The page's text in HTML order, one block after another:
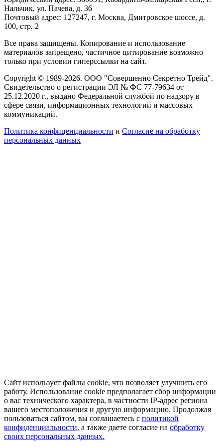
Нальчик, ул. Пачева, д. 36
Почтовый адрес: 127247, г. Москва, Дмитровское шоссе, д.
100, стр. 2
Все права защищены. Копирование и использование
материалов запрещено, частичное цитирование возможно
только при условии гиперссылки на сайт.
Copyright © 1989-2026. ООО "Совершенно Секретно Трейд".
Свидетельство о регистрации ЭЛ № ФС 77-79634 от
25.12.2020 г., выдано Федеральной службой по надзору в
сфере связи, информационных технологий и массовых
коммуникаций.
Политика конфиценциальности и Согласие на обработку
персональных данных
Сайт использует файлы cookie, что позволяет улучшить его
работу. Использование cookie предполагает сбор информации
о вас технического характера, в частности IP-адрес региона
вашего местоположения и другую информацию. Продолжая
пользоваться сайтом, вы соглашаетесь с политикой
конфиденциальности, а также даете согласие на обработку
своих персональных данных.